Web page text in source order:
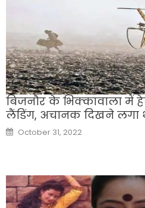
बिजनौर के भिक्कावाला में
लैंडिंग, अचानक द‍िखने लगा
Posted
on
October 31, 2022